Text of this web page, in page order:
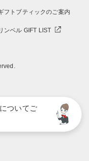
フトブティックのご案内
ンベル GIFT LIST
ついてご